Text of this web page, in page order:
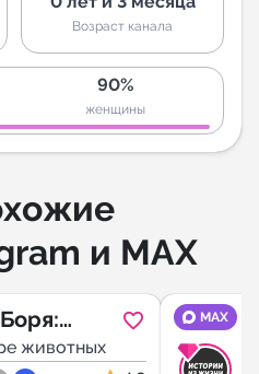
Возраст канала
90%
женщины
и MAX
с
животных
MAX